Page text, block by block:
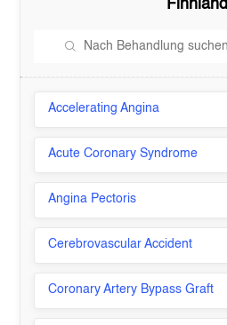
Finnland
Accelerating Angina
Acute Coronary Syndrome
Angina Pectoris
Cerebrovascular Accident
Coronary Artery Bypass Graft